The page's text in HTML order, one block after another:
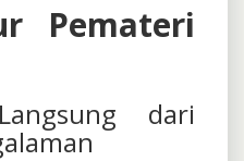
Pemateri
dari